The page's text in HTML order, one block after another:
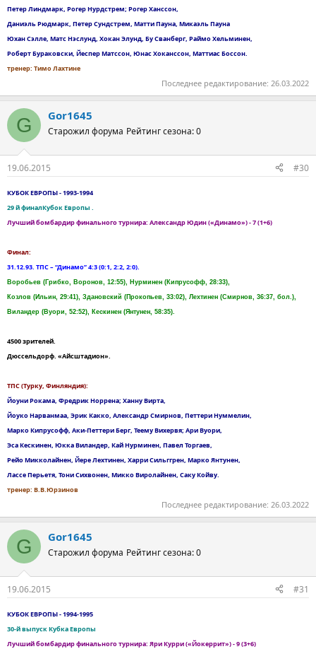
Петер Линдмарк, Рогер Нурдстрем; Рогер Ханссон,
Даниэль Рюдмарк, Петер Сундстрем, Матти Пауна, Микаэль Пауна
Юхан Сэлле, Матс Нэслунд, Хокан Элунд, Бу Сванберг, Раймо Хельминен,
Роберт Бураковски, Йеспер Матссон, Юнас Хоканссон, Маттиас Боссон.
тренер: Тимо Лахтине
Последнее редактирование: 26.03.2022
G Gor1645
Старожил форума Рейтинг сезона: 0
19.06.2015 #30
КУБОК ЕВРОПЫ - 1993-1994
29 й финалКубок Европы .
Лучший бомбардир финального турнира: Александр Юдин («Динамо») - 7 (1+6)
Финал:
31.12.93. ТПС – “Динамо” 4:3 (0:1, 2:2, 2:0).
Воробьев (Грибко, Воронов, 12:55), Нурминен (Кипрусофф, 28:33),
Козлов (Ильин, 29:41), Здановский (Прокопьев, 33:02), Лехтинен (Смирнов, 36:37, бол.),
Виландер (Вуори, 52:52), Кескинен (Янтунен, 58:35).
4500 зрителей.
Дюссельдорф. «Айсштадион».
ТПС (Турку, Финляндия):
Йоуни Рокама, Фредрик Норрена; Ханну Вирта,
Йоуко Нарванмаа, Эрик Какко, Александр Смирнов, Петтери Нуммелин,
Марко Кипрусофф, Аки-Петтери Берг, Теему Вихервя; Ари Вуори,
Эса Кескинен, Юкка Виландер, Кай Нурминен, Павел Торгаев,
Рейо Микколайнен, Йере Лехтинен, Харри Сильггрен, Марко Янтунен,
Лассе Перьетя, Тони Сихвонен, Микко Виролайнен, Саку Койву.
тренер: В.В.Юрзинов
Последнее редактирование: 26.03.2022
G Gor1645
Старожил форума Рейтинг сезона: 0
19.06.2015 #31
КУБОК ЕВРОПЫ - 1994-1995
30-й выпуск Кубка Европы
Лучший бомбардир финального турнира: Яри Курри («Йокеррит») - 9 (3+6)